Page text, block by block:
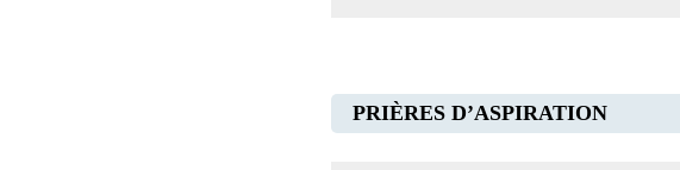
PRIÈRES D’ASPIRATION